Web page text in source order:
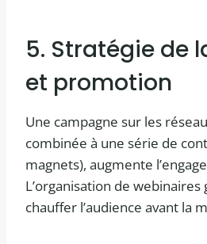
5. Stratégie de
et promotion
Une campagne sur les
combinée à une série de
magnets), augmente
L’organisation de
chauffer l’audience avant la